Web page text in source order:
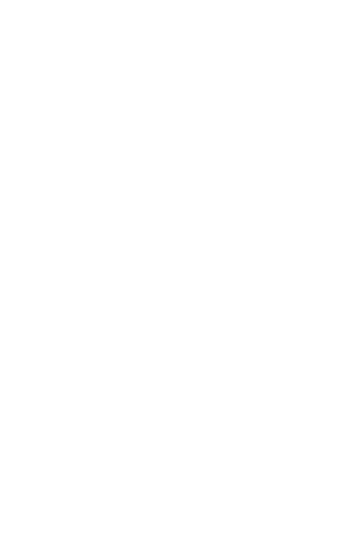
Arasa. Leia nossos conteúdos!
Arasa. Leia nossos conteúdos!